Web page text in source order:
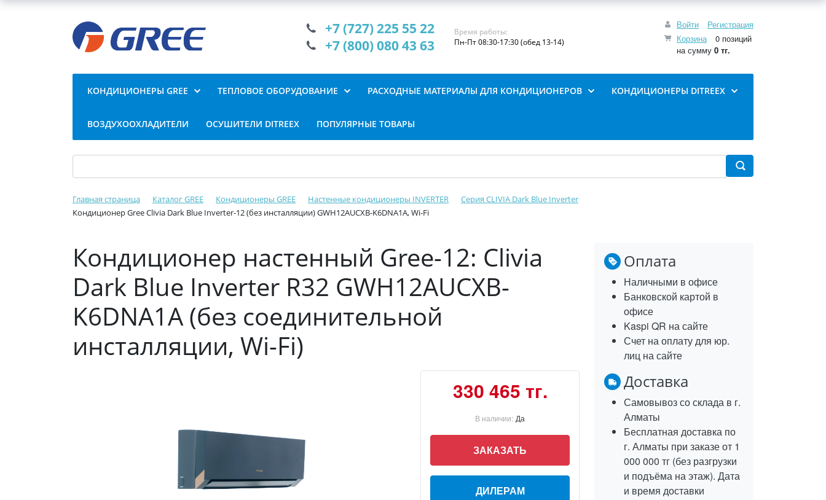
Войти
Регистрация
Корзина
0 позиций
на сумму 0 тг.
+7 (727) 225 55 22
+7 (800) 080 43 63
Время работы:
Пн-Пт 08:30-17:30 (обед 13-14)
КОНДИЦИОНЕРЫ GREE ТЕПЛОВОЕ ОБОРУДОВАНИЕ РАСХОДНЫЕ МАТЕРИАЛЫ ДЛЯ КОНДИЦИОНЕРОВ КОНДИЦИОНЕРЫ DITREEX
ВОЗДУХООХЛАДИТЕЛИ ОСУШИТЕЛИ DITREEX ПОПУЛЯРНЫЕ ТОВАРЫ
Главная страница Каталог GREE Кондиционеры GREE Настенные кондиционеры INVERTER
Серия CLIVIA Dark Blue Inverter
Кондиционер Gree Clivia Dark Blue Inverter-12 (без инсталляции) GWH12AUCXB-K6DNA1A, Wi-Fi
Кондиционер настенный Gree-12: Clivia
Dark Blue Inverter R32 GWH12AUCXB-
K6DNA1A (без соединительной
инсталляции, Wi-Fi)
330 465 тг.
В наличии: Да
ЗАКАЗАТЬ
ДИЛЕРАМ
Оплата
Наличными в офисе
Банковской картой в
офисе
Kaspi QR на сайте
Счет на оплату для юр.
лиц на сайте
Доставка
Самовывоз со склада в г.
Алматы
Бесплатная доставка по
г. Алматы при заказе от 1
000 000 тг (без разгрузки
и подъёма на этаж). Дата
и время доставки